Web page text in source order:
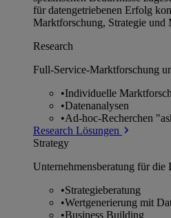
für datengetriebenen Erfolg
Marktforschung, Strategie
Research
Full-Service-Marktforschung
•Individuelle
•Datenanalysen
•Ad-hoc-Recherchen
Research Lösungen
Strategy
Unternehmens­beratung für
•Strategieberatung
•Wertgenerierung mit
•Business Building